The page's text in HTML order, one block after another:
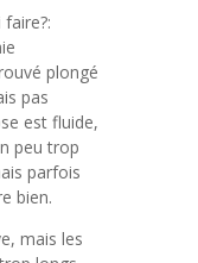
plongé
pas
est fluide,
peu trop
parfois
bien.
mais les